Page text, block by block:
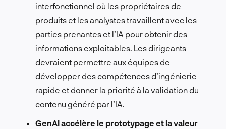
interfonctionnel où les propriétaires de
produits et les analystes travaillent avec les
parties prenantes et l’IA pour obtenir des
informations exploitables. Les dirigeants
devraient permettre aux équipes de
développer des compétences d’ingénierie
rapide et donner la priorité à la validation du
contenu généré par l’IA.
GenAI accélère le prototypage et la valeur